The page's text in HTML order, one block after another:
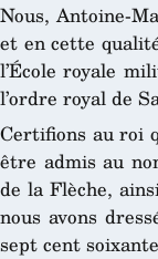
Nous, Antoine-
et en cette
l’École royale
l’ordre royal de
Certifions au roi
être admis au
de la Flèche,
nous avons
sept cent